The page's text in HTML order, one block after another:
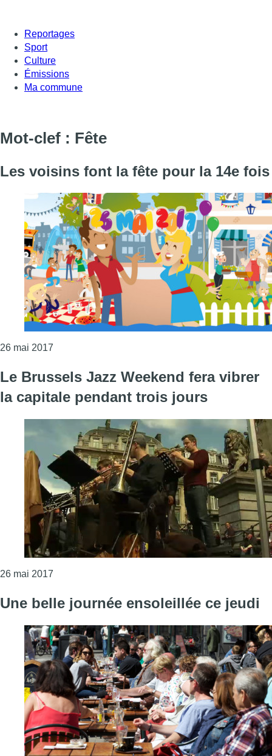
Reportages
Sport
Culture
Émissions
Ma commune
Mot-clef : Fête
Les voisins font la fête pour la 14e fois
26 mai 2017
Le Brussels Jazz Weekend fera vibrer
la capitale pendant trois jours
26 mai 2017
Une belle journée ensoleillée ce jeudi